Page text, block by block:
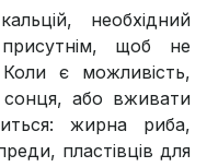
необхідний
щоб не
Коли є можливість,
або вживати
жирна риба,
пластівців для